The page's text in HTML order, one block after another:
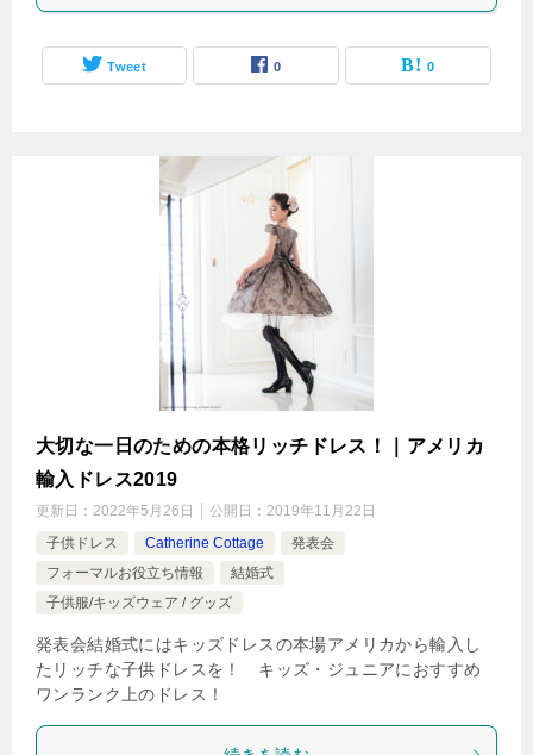
Tweet 0 0
大切な一日のための本格リッチドレス！｜アメリカ
輸入ドレス2019
更新日： 2022年5月26日 公開日： 2019年11月22日
子供ドレス
Catherine Cottage
発表会
フォーマルお役立ち情報
結婚式
子供服/キッズウェア / グッズ
発表会結婚式にはキッズドレスの本場アメリカから輸入し
たリッチな子供ドレスを！ キッズ・ジュニアにおすすめ
ワンランク上のドレス！